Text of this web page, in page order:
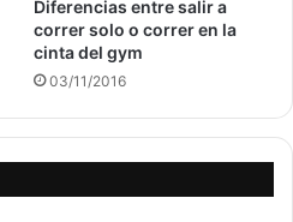
Diferencias entre salir a
correr solo o correr en la
cinta del gym
03/11/2016